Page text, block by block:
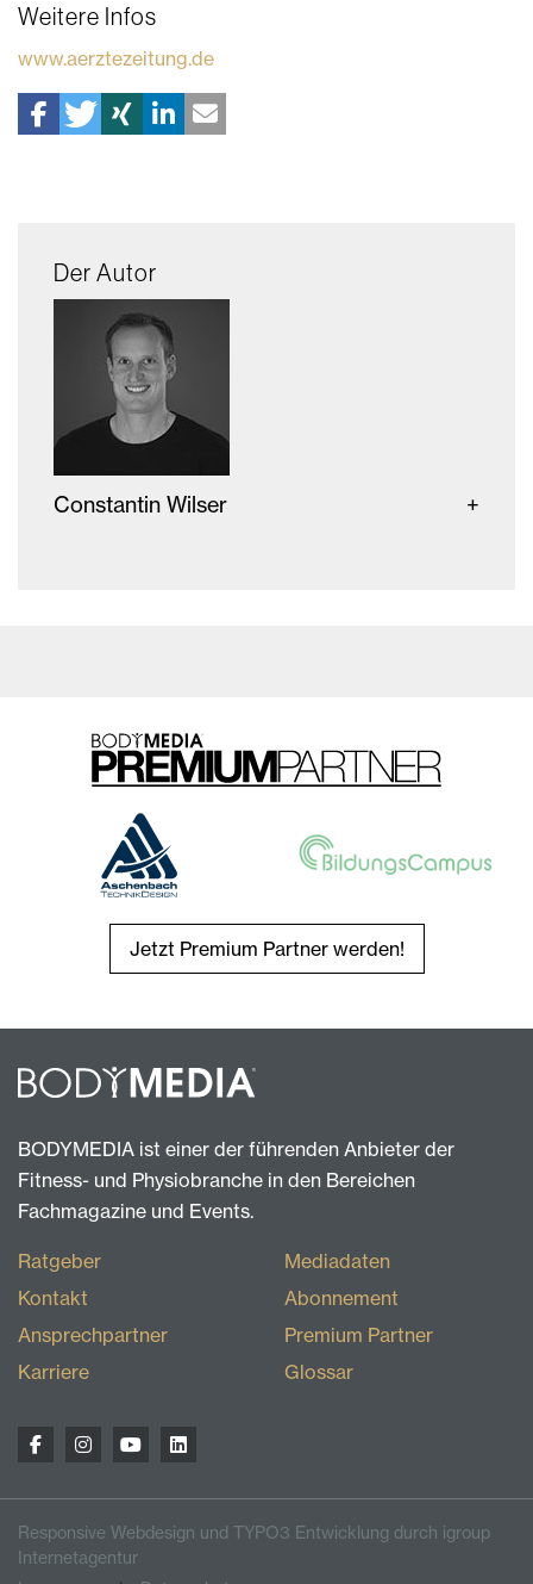
Weitere Infos
www.aerztezeitung.de
Der Autor
Constantin Wilser
Jetzt Premium Partner werden!
BODYMEDIA ist einer der führenden Anbieter der
Fitness- und Physiobranche in den Bereichen
Fachmagazine und Events.
Ratgeber
Kontakt
Ansprechpartner
Karriere
Mediadaten
Abonnement
Premium Partner
Glossar
Responsive Webdesign und TYPO3 Entwicklung durch igroup
Internetagentur